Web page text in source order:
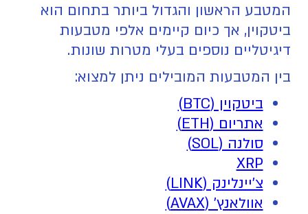
המטבע הראשון והגדול ביותר בתחום הוא
ביטקוין, אך כיום קיימים אלפי מטבעות
דיגיטליים נוספים בעלי מטרות שונות.
בין המטבעות המובילים ניתן למצוא:
ביטקוין (BTC)
אתריום (ETH)
סולנה (SOL)
XRP
צ'יינלינק (LINK)
אוולאנץ' (AVAX)